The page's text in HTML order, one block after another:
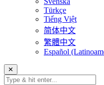
Türkçe
Tiếng Việt
简体中文
繁體中文
Español
✕